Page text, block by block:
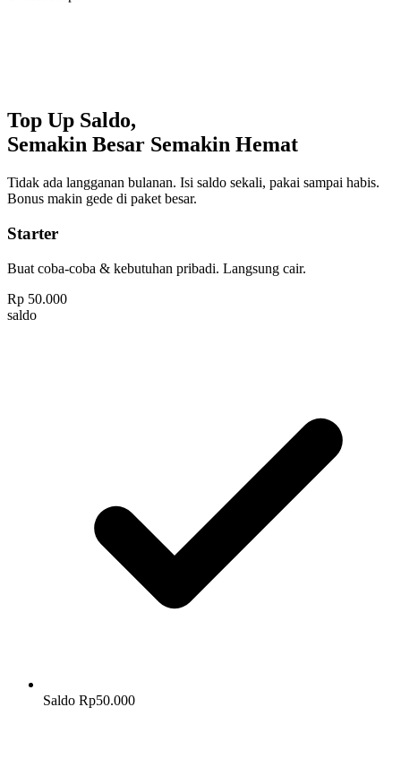
Top Up Saldo,
Semakin Besar Semakin Hemat
Tidak ada langganan bulanan. Isi saldo sekali, pakai sampai habis.
Bonus makin gede di paket besar.
Starter
Buat coba-coba & kebutuhan pribadi. Langsung cair.
Rp 50.000
saldo
Saldo Rp50.000